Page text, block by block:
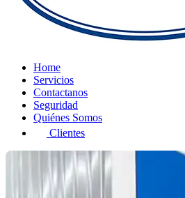
Home
Servicios
Contactanos
Seguridad
Quiénes Somos
Clientes